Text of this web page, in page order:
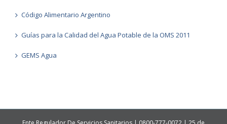
Código Alimentario Argentino
Guías para la Calidad del Agua Potable de la OMS 2011
GEMS Agua